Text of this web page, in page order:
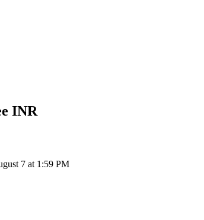
INR
7 at 1:59 PM